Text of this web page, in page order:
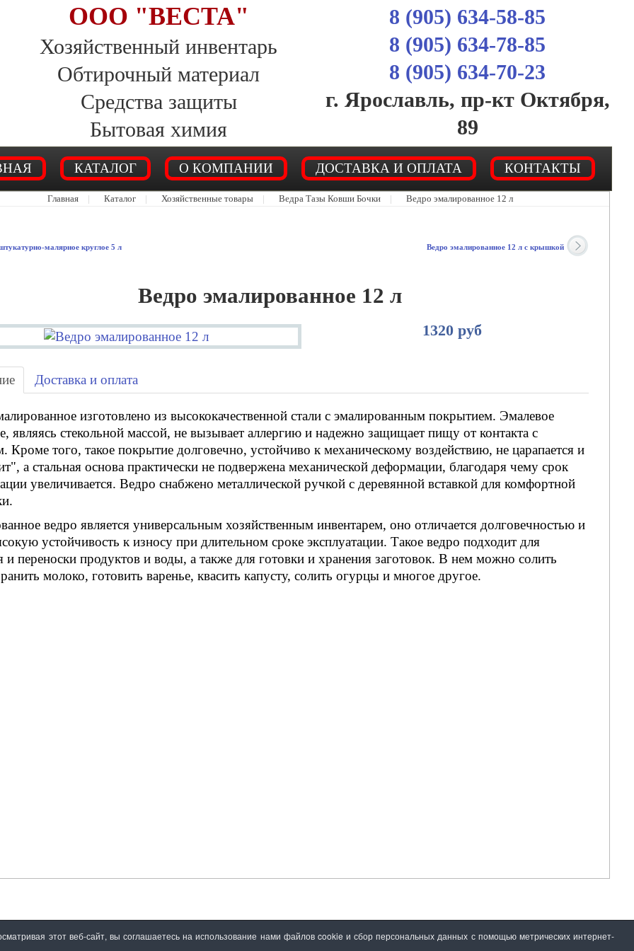
ООО "ВЕСТА"
Хозяйственный инвентарь
Обтирочный материал
Средства защиты
Бытовая химия
8 (905) 634-58-85
8 (905) 634-78-85
8 (905) 634-70-23
г. Ярославль, пр-кт Октября,
89
КАТАЛОГ О КОМПАНИИ ДОСТАВКА И ОПЛАТА КОНТАКТЫ
Главная | Каталог | Хозяйственные товары | Ведра Тазы Ковши Бочки | Ведро эмалированное 12 л
малярное круглое 5 л Ведро эмалированное 12 л с крышкой
Ведро эмалированное 12 л
1320 руб
Доставка и оплата
изготовлено из высококачественной стали с эмалированным покрытием. Эмалевое
являясь стекольной массой, не вызывает аллергию и надежно защищает пищу от контакта с
Кроме того, такое покрытие долговечно, устойчиво к механическому воздействию, не царапается и
а стальная основа практически не подвержена механической деформации, благодаря чему срок
увеличивается. Ведро снабжено металлической ручкой с деревянной вставкой для комфортной
ведро является универсальным хозяйственным инвентарем, оно отличается долговечностью и
устойчивость к износу при длительном сроке эксплуатации. Такое ведро подходит для
и переноски продуктов и воды, а также для готовки и хранения заготовок. В нем можно солить
молоко, готовить варенье, квасить капусту, солить огурцы и многое другое.
этот веб-сайт, вы соглашаетесь на использование нами файлов cookie и сбор персональных данных с помощью метрических интернет-